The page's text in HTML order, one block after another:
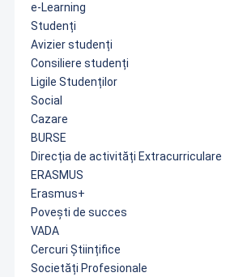
e-Learning
Studenți
Avizier studenți
Consiliere studenți
Ligile Studenților
Social
Cazare
BURSE
Direcția de activități Extracurriculare
ERASMUS
Erasmus+
Povești de succes
VADA
Cercuri Științifice
Societăți Profesionale